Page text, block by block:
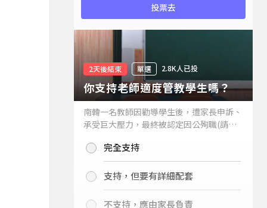
投票去
2天後結束 單選 2.8K人已投
你支持老師適度管教學生嗎？
南韓一名教師因勸導學生後，遭家長申訴、
承受巨大壓力，最終被認定因公殉職(請見
你支持老師適度管教學生嗎？
完全支持
支持，但要有詳細配套
不支持，應由家長負責